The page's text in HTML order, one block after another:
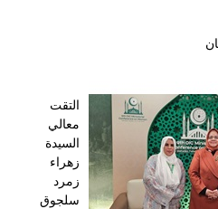
التقت
معالي
السيدة
زهراء
زمرد
سلجوق